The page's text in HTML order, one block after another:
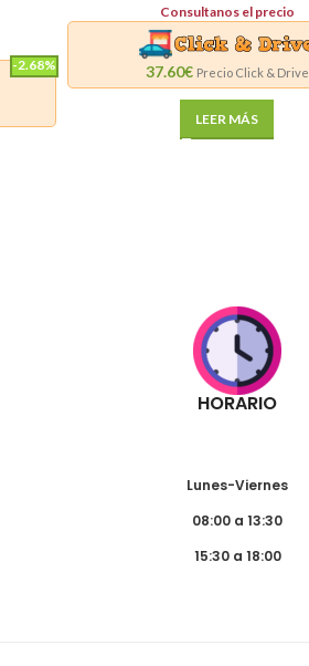
-2.68%
Consultanos el precio
37.60€ Precio Click & Drive
LEER MÁS
HORARIO
Lunes-Viernes
08:00 a 13:30
15:30 a 18:00